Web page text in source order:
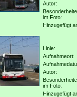
Autor:
im Foto:
Hinzugefügt
Linie:
Aufnahmeort:
Autor:
im Foto:
Hinzugefügt